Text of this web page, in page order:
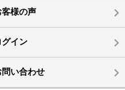
客様の声
グイン
問い合わせ